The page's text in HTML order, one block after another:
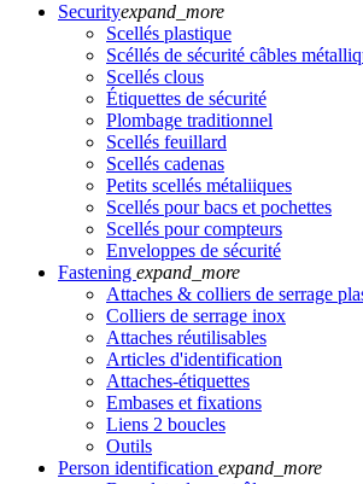
Securityexpand_more
Scellés plastique
Scéllés de sécurité câbles
Scellés clous
Étiquettes de sécurité
Plombage traditionnel
Scellés feuillard
Scellés cadenas
Petits scellés métaliiques
Scellés pour bacs et pochettes
Scellés pour compteurs
Enveloppes de sécurité
Fastening expand_more
Attaches & colliers de serrage
Colliers de serrage inox
Attaches réutilisables
Articles d'identification
Attaches-étiquettes
Embases et fixations
Liens 2 boucles
Outils
Person identification expand_more